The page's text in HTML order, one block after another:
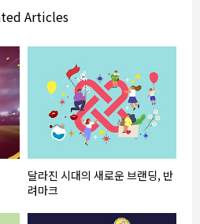
Articles
달라진 시대의 새로운 브랜딩, 반
려마크